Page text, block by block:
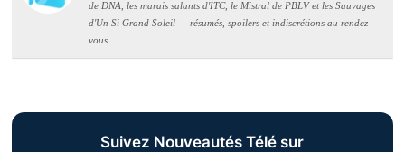
de DNA, les marais salants d'ITC, le Mistral de PBLV et les Sauvages
d'Un Si Grand Soleil — résumés, spoilers et indiscrétions au rendez-
vous.
Suivez Nouveautés Télé sur